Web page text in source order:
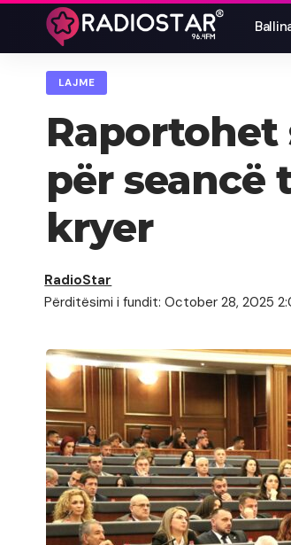
LAJME
për seancë
kryer
Përditësimi i fundit: October 28, 2025
RadioStar